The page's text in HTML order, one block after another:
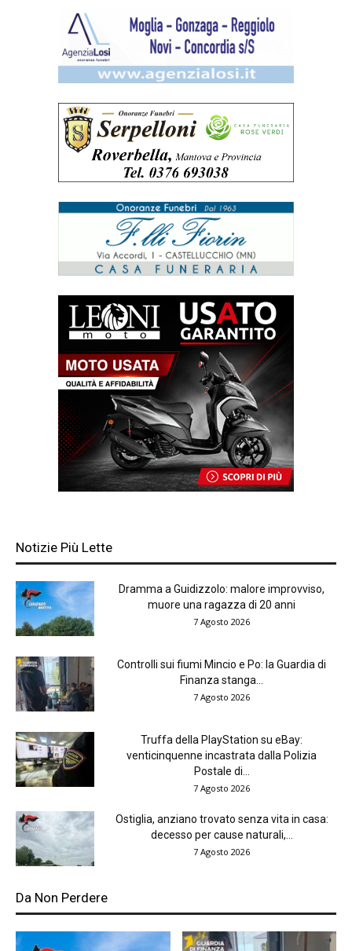
Notizie Più Lette
Dramma a Guidizzolo: malore improvviso,
muore una ragazza di 20 anni
7 Agosto 2026
Controlli sui fiumi Mincio e Po: la Guardia di
Finanza stanga...
7 Agosto 2026
Truffa della PlayStation su eBay:
venticinquenne incastrata dalla Polizia
Postale di...
7 Agosto 2026
Ostiglia, anziano trovato senza vita in casa:
decesso per cause naturali,...
7 Agosto 2026
Da Non Perdere